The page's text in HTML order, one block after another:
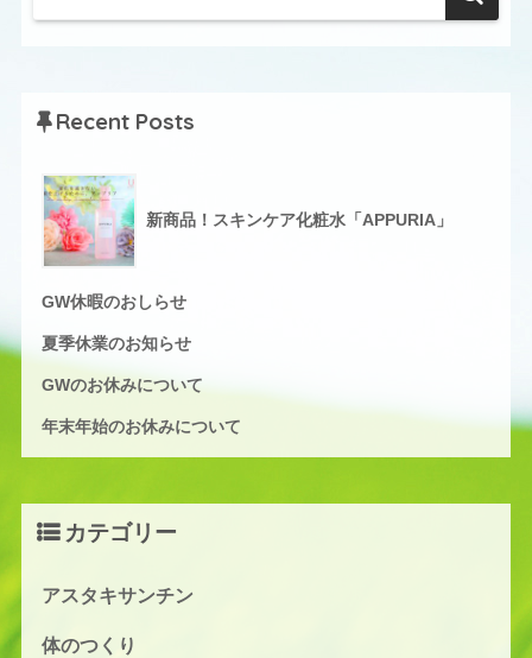
Recent Posts
新商品！スキンケア化粧水「APPURIA」
GW休暇のおしらせ
夏季休業のお知らせ
GWのお休みについて
年末年始のお休みについて
カテゴリー
アスタキサンチン
体のつくり